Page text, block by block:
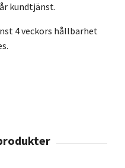
kundtjänst.
4 veckors hållbarhet